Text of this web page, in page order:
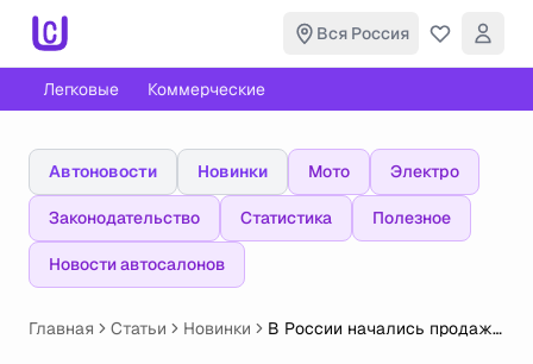
Вся Россия
Легковые Коммерческие
Автоновости Новинки Мото Электро
Законодательство Статистика Полезное
Новости автосалонов
Главная Статьи Новинки
В России начались продажи